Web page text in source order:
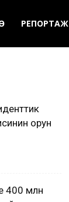
РЕПОРТАЖ
орун
400 млн